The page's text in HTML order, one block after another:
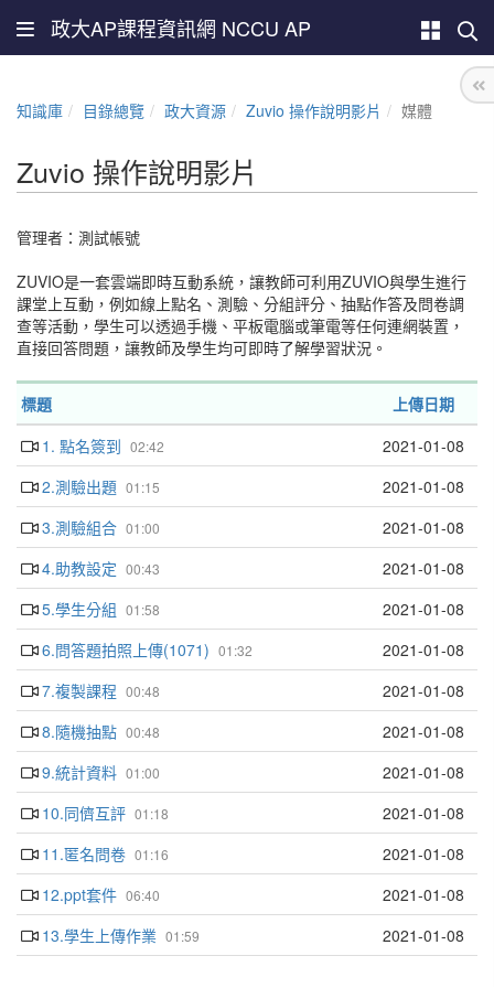
政大AP課程資訊網 NCCU AP
知識庫 目錄總覽 政大資源 Zuvio 操作說明影片 媒體
Zuvio 操作說明影片
管理者： 測試帳號
ZUVIO是一套雲端即時互動系統，讓教師可利用ZUVIO與學生進行
課堂上互動，例如線上點名、測驗、分組評分、抽點作答及問卷調
查等活動，學生可以透過手機、平板電腦或筆電等任何連網裝置，
直接回答問題，讓教師及學生均可即時了解學習狀況。
標題 上傳日期
02:42
1. 點名簽到 2021-01-08
01:15
2.測驗出題 2021-01-08
01:00
3.測驗組合 2021-01-08
00:43
4.助教設定 2021-01-08
01:58
5.學生分組 2021-01-08
01:32
6.問答題拍照上傳(1071) 2021-01-08
00:48
7.複製課程 2021-01-08
00:48
8.隨機抽點 2021-01-08
01:00
9.統計資料 2021-01-08
01:18
10.同儕互評 2021-01-08
01:16
11.匿名問卷 2021-01-08
06:40
12.ppt套件 2021-01-08
01:59
13.學生上傳作業 2021-01-08